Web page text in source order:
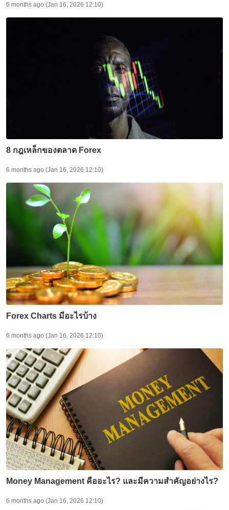
6 months ago (Jan 16, 2026 12:10)
8 กฎเหล็กของตลาด Forex
6 months ago (Jan 16, 2026 12:10)
Forex Charts มีอะไรบ้าง
6 months ago (Jan 16, 2026 12:10)
Money Management คืออะไร? และมีความสำคัญอย่างไร?
6 months ago (Jan 16, 2026 12:10)